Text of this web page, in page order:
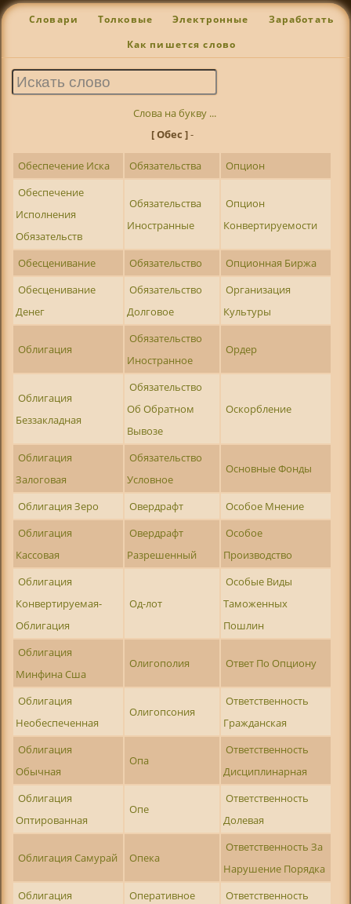
Словари Толковые Электронные Заработать
Как пишется слово
Слова на букву ...
[ Обес ]-
Обеспечение Иска Обязательства
Опцион
Обеспечение
Исполнения
Обязательств
Обязательства
Иностранные
Опцион
Конвертируемости
Обесценивание Обязательство
Опционная Биржа
Обесценивание
Денег
Обязательство
Долговое
Организация
Культуры
Облигация
Обязательство
Иностранное
Ордер
Облигация
Беззакладная
Обязательство
Об Обратном
Вывозе
Оскорбление
Облигация
Залоговая
Обязательство
Условное
Основные Фонды
Облигация Зеро Овердрафт
Особое Мнение
Облигация
Кассовая
Овердрафт
Разрешенный
Особое
Производство
Облигация
Конвертируемая-
Облигация
Од-лот
Особые Виды
Таможенных
Пошлин
Облигация
Минфина Сша
Олигополия Ответ По Опциону
Облигация
Необеспеченная
Олигопсония
Ответственность
Гражданская
Облигация
Обычная
Опа
Ответственность
Дисциплинарная
Облигация
Оптированная
Опе
Ответственность
Долевая
Облигация Самурай Опека
Ответственность За
Нарушение Порядка
Облигация
Оперативное
Ответственность